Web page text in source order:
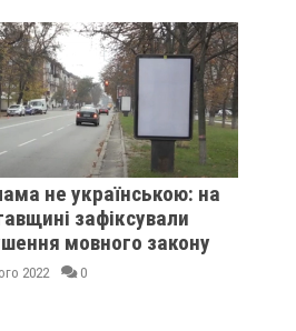
не українською: на
зафіксували
мовного закону
2022 0